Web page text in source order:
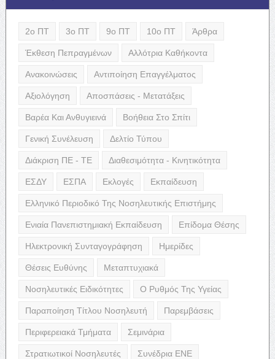
2ο ΠΤ 3ο ΠΤ 9ο ΠΤ 10ο ΠΤ Άρθρα
Έκθεση Πεπραγμένων Αλλότρια Καθήκοντα
Ανακοινώσεις Αντιποίηση Επαγγέλματος
Αξιολόγηση Αποσπάσεις - Μετατάξεις
Βαρέα Και Ανθυγιεινά Βοήθεια Στο Σπίτι
Γενική Συνέλευση Δελτίο Τύπου
Διάκριση ΠΕ - ΤΕ Διαθεσιμότητα - Κινητικότητα
ΕΣΔΥ ΕΣΠΑ Εκλογές Εκπαίδευση
Ελληνικό Περιοδικό Της Νοσηλευτικής Επιστήμης
Ενιαία Πανεπιστημιακή Εκπαίδευση Επίδομα Θέσης
Ηλεκτρονική Συνταγογράφηση Ημερίδες
Θέσεις Ευθύνης Μεταπτυχιακά
Νοσηλευτικές Ειδικότητες Ο Ρυθμός Της Υγείας
Παραποίηση Τίτλου Νοσηλευτή Παρεμβάσεις
Περιφερειακά Τμήματα Σεμινάρια
Στρατιωτικοί Νοσηλευτές Συνέδρια ΕΝΕ